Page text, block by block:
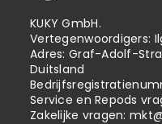
KUKY GmbH.
Vertegenwoordigers:
Adres: Graf-Adolf-
Duitsland
Service en Repods
Zakelijke vragen: